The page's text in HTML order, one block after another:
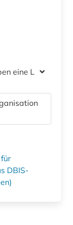
eine Lizenz
DBIS-